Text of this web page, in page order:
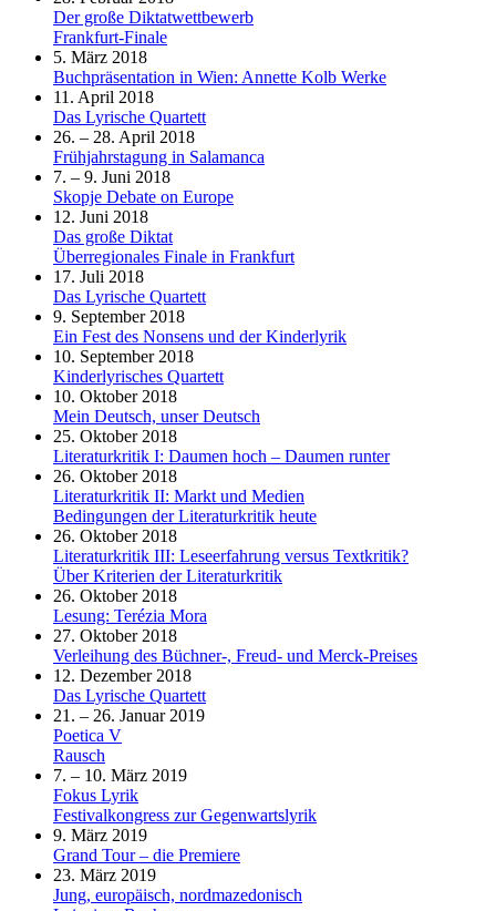
Der große Diktatwettbewerb
Frankfurt-Finale
5. März 2018
Buchpräsentation in Wien: Annette Kolb Werke
11. April 2018
Das Lyrische Quartett
26. – 28. April 2018
Frühjahrstagung in Salamanca
7. – 9. Juni 2018
Skopje Debate on Europe
12. Juni 2018
Das große Diktat
Überregionales Finale in Frankfurt
17. Juli 2018
Das Lyrische Quartett
9. September 2018
Ein Fest des Nonsens und der Kinderlyrik
10. September 2018
Kinderlyrisches Quartett
10. Oktober 2018
Mein Deutsch, unser Deutsch
25. Oktober 2018
Literaturkritik I: Daumen hoch – Daumen runter
26. Oktober 2018
Literaturkritik II: Markt und Medien
Bedingungen der Literaturkritik heute
26. Oktober 2018
Literaturkritik III: Leseerfahrung versus Textkritik?
Über Kriterien der Literaturkritik
26. Oktober 2018
Lesung: Terézia Mora
27. Oktober 2018
Verleihung des Büchner-, Freud- und Merck-Preises
12. Dezember 2018
Das Lyrische Quartett
21. – 26. Januar 2019
Poetica V
Rausch
7. – 10. März 2019
Fokus Lyrik
Festivalkongress zur Gegenwartslyrik
9. März 2019
Grand Tour – die Premiere
23. März 2019
Jung, europäisch, nordmazedonisch